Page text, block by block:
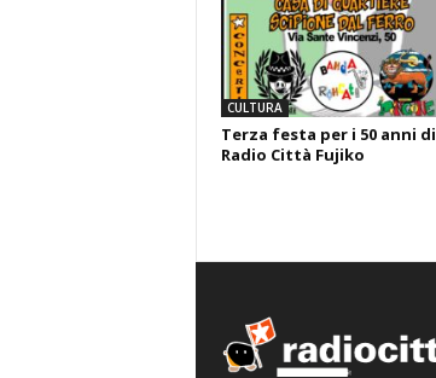
CULTURA
Terza festa per i 50 anni di
Radio Città Fujiko